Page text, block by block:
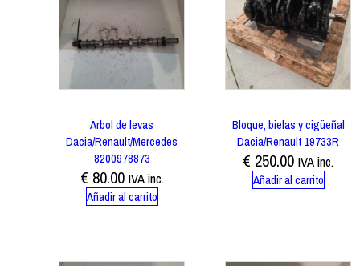
Árbol de levas
Dacia/Renault/Mercedes
8200978873
€ 80.00 IVA inc.
Añadir al carrito
Bloque, bielas y cigüeñal
Dacia/Renault 19733R
€ 250.00 IVA inc.
Añadir al carrito